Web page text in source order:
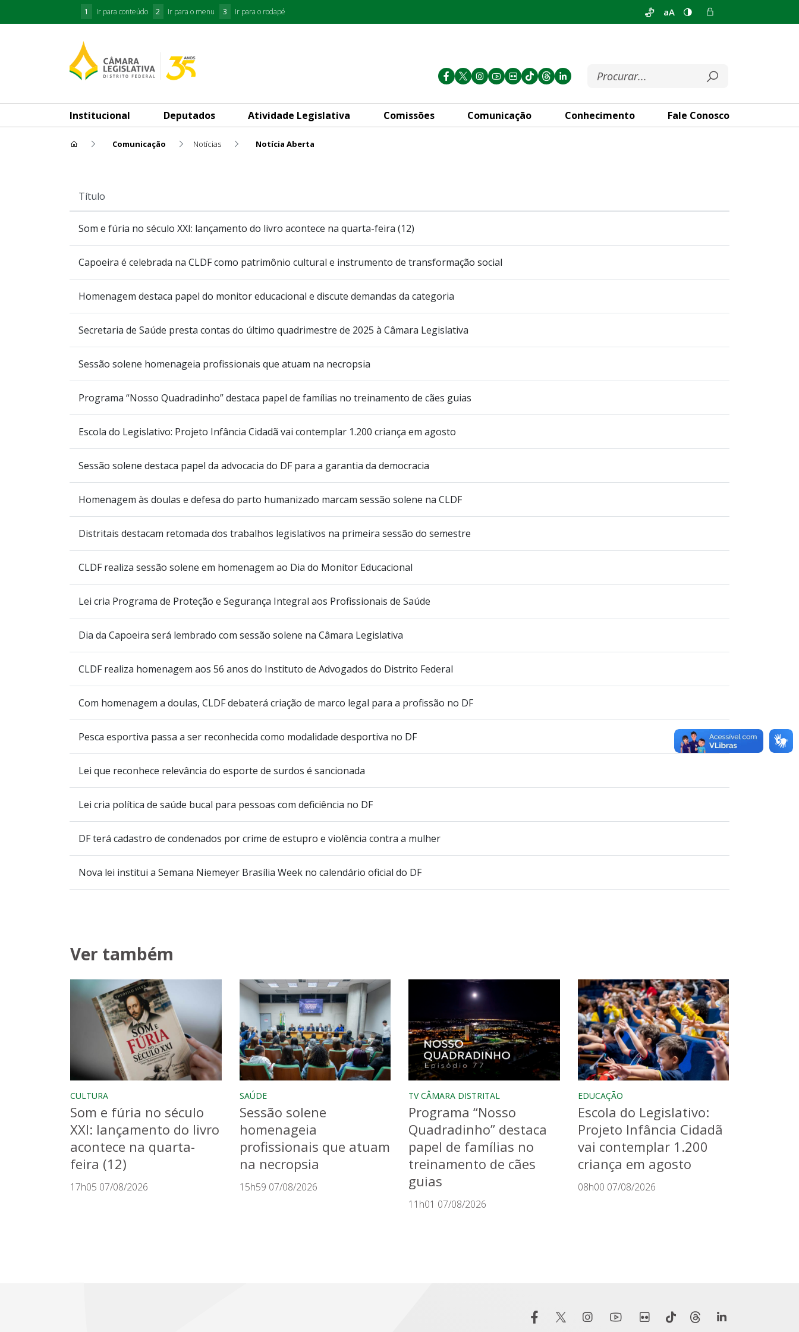
1 Ir para conteúdo 2 Ir para o menu 3 Ir para o rodapé aA
Institucional Deputados Atividade Legislativa Comissões Comunicação Conhecimento Fale Conosco
Comunicação Notícias Notícia Aberta
Título
Som e fúria no século XXI: lançamento do livro acontece na quarta-feira (12)
Capoeira é celebrada na CLDF como patrimônio cultural e instrumento de transformação social
Homenagem destaca papel do monitor educacional e discute demandas da categoria
Secretaria de Saúde presta contas do último quadrimestre de 2025 à Câmara Legislativa
Sessão solene homenageia profissionais que atuam na necropsia
Programa “Nosso Quadradinho” destaca papel de famílias no treinamento de cães guias
Escola do Legislativo: Projeto Infância Cidadã vai contemplar 1.200 criança em agosto
Sessão solene destaca papel da advocacia do DF para a garantia da democracia
Homenagem às doulas e defesa do parto humanizado marcam sessão solene na CLDF
Distritais destacam retomada dos trabalhos legislativos na primeira sessão do semestre
CLDF realiza sessão solene em homenagem ao Dia do Monitor Educacional
Lei cria Programa de Proteção e Segurança Integral aos Profissionais de Saúde
Dia da Capoeira será lembrado com sessão solene na Câmara Legislativa
CLDF realiza homenagem aos 56 anos do Instituto de Advogados do Distrito Federal
Com homenagem a doulas, CLDF debaterá criação de marco legal para a profissão no DF
Pesca esportiva passa a ser reconhecida como modalidade desportiva no DF
Lei que reconhece relevância do esporte de surdos é sancionada
Lei cria política de saúde bucal para pessoas com deficiência no DF
DF terá cadastro de condenados por crime de estupro e violência contra a mulher
Nova lei institui a Semana Niemeyer Brasília Week no calendário oficial do DF
Ver também
CULTURA
Som e fúria no século
XXI: lançamento do livro
acontece na quarta-
feira (12)
17h05 07/08/2026
SAÚDE
Sessão solene
homenageia
profissionais que atuam
na necropsia
15h59 07/08/2026
TV CÂMARA DISTRITAL
Programa “Nosso
Quadradinho” destaca
papel de famílias no
treinamento de cães
guias
11h01 07/08/2026
EDUCAÇÃO
Escola do Legislativo:
Projeto Infância Cidadã
vai contemplar 1.200
criança em agosto
08h00 07/08/2026